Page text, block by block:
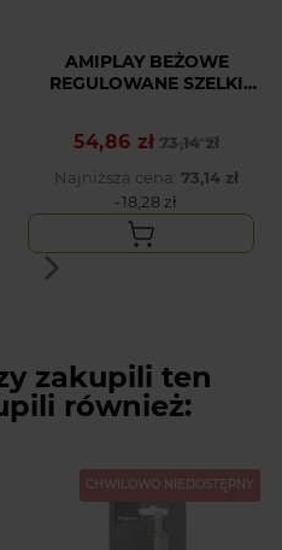
AMIPLAY BEŻOWE
REGULOWANE SZELKI
Cena podstawowa
73,14 zł
Cena
54,86 zł
Najniższa cena: 73,14 zł
-18,28 zł
zakupili ten
również:
CHWILOWO NIEDOSTĘPNY